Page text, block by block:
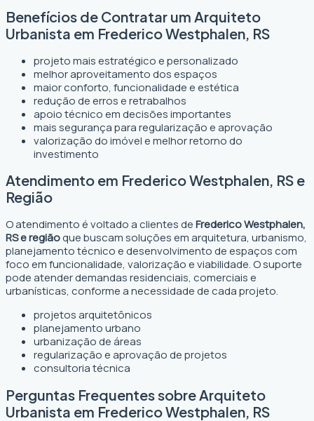
Benefícios de Contratar um Arquiteto
Urbanista em Frederico Westphalen, RS
projeto mais estratégico e personalizado
melhor aproveitamento dos espaços
maior conforto, funcionalidade e estética
redução de erros e retrabalhos
apoio técnico em decisões importantes
mais segurança para regularização e aprovação
valorização do imóvel e melhor retorno do
investimento
Atendimento em Frederico Westphalen, RS e
Região
O atendimento é voltado a clientes deFrederico Westphalen,
RS e regiãoque buscam soluções em arquitetura, urbanismo,
planejamento técnico e desenvolvimento de espaços com
foco em funcionalidade, valorização e viabilidade. O suporte
pode atender demandas residenciais, comerciais e
urbanísticas, conforme a necessidade de cada projeto.
projetos arquitetônicos
planejamento urbano
urbanização de áreas
regularização e aprovação de projetos
consultoria técnica
Perguntas Frequentes sobre Arquiteto
Urbanista em Frederico Westphalen, RS